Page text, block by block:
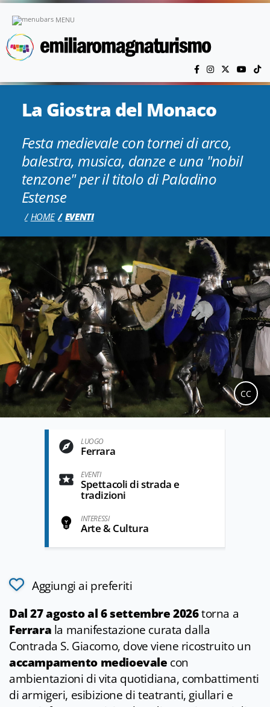
MENU
La Giostra del Monaco
Festa medievale con tornei di arco,
balestra, musica, danze e una "nobil
tenzone" per il titolo di Paladino
Estense
HOME EVENTI
CC
LUOGO
Ferrara
EVENTI
Spettacoli di strada e
tradizioni
INTERESSI
Arte & Cultura
Aggiungi ai preferiti
Dal 27 agosto al 6 settembre 2026torna a
Ferrara la manifestazione curata dalla
Contrada S. Giacomo, dove viene ricostruito un
accampamento medioevale con
ambientazioni di vita quotidiana, combattimenti
di armigeri, esibizione di teatranti, giullari e